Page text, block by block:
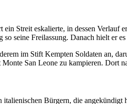
Streit eskalierte, in dessen
seine Freilassung. Danach hielt er
im Stift Kempten Soldaten an,
San Leone zu kampieren. Dort
Bürgern, die